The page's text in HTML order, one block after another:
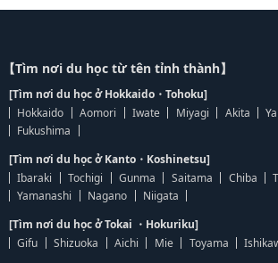
【Tìm nơi du học từ tên tỉnh thành】
[Tìm nơi du học ở Hokkaido・Tohoku]
Hokkaido
Aomori Iwate Miyagi Akita
Fukushima
[Tìm nơi du học ở Kanto・Koshinetsu]
Ibaraki
Tochigi Gunma Saitama Chiba
Yamanashi
Nagano
Niigata
[Tìm nơi du học ở Tokai ・Hokuriku]
Gifu
Shizuoka Aichi Mie Toyama